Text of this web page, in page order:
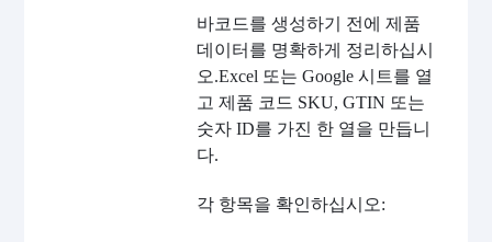
바코드를 생성하기 전에 제품
데이터를 명확하게 정리하십시
오.Excel 또는 Google 시트를 열
고 제품 코드 SKU, GTIN 또는
숫자 ID를 가진 한 열을 만듭니
다.
각 항목을 확인하십시오: